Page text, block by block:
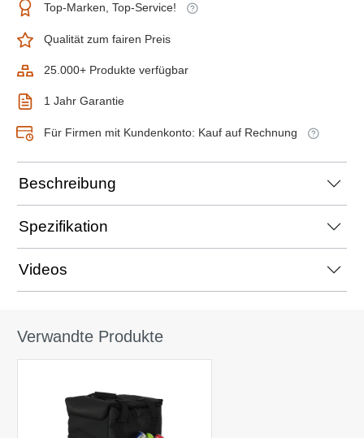
Top-Marken, Top-Service!
Qualität zum fairen Preis
25.000+ Produkte verfügbar
1 Jahr Garantie
Für Firmen mit Kundenkonto: Kauf auf Rechnung
Beschreibung
Spezifikation
Videos
Verwandte Produkte